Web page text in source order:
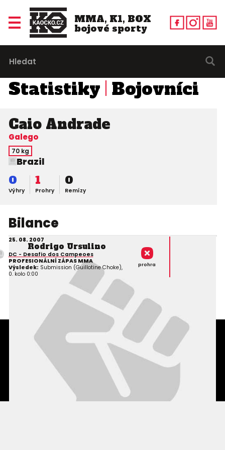
MMA, K1, BOX
bojové sporty
Statistiky Bojovníci
Caio Andrade
Galego
70 kg
Brazil
Výhry
0
Prohry
1
Remízy
0
Bilance
25. 08. 2007
Rodrigo Ursulino
DC - Desafio dos Campeoes
PROFESIONÁLNÍ ZÁPAS MMA
Výsledek: Submission (Guillotine Choke),
0. kolo 0:00
prohra
Podmínky užití webového rozhraní
Souhlas s používáním osobních údajů
Statistiky
Kontakty